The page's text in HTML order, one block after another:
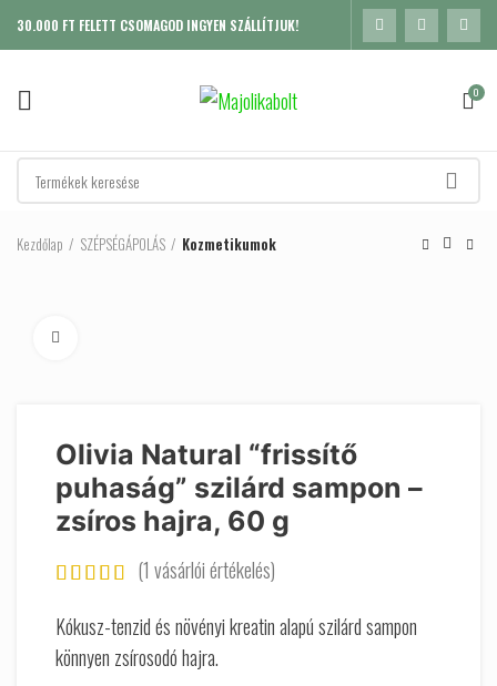
30.000 FT FELETT CSOMAGOD INGYEN SZÁLLÍTJUK!
0
Kezdőlap SZÉPSÉGÁPOLÁS Kozmetikumok
Olivia Natural “frissítő
puhaság” szilárd sampon –
zsíros hajra, 60 g
(1 vásárlói értékelés)
Kókusz-tenzid és növényi kreatin alapú szilárd sampon
könnyen zsírosodó hajra.